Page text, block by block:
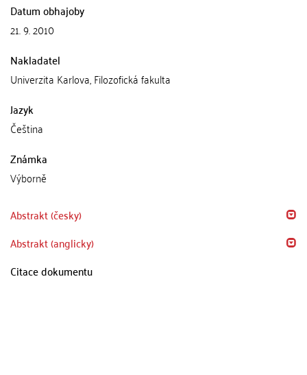
Datum obhajoby
21. 9. 2010
Nakladatel
Univerzita Karlova, Filozofická fakulta
Jazyk
Čeština
Známka
Výborně
Abstrakt (česky)
Abstrakt (anglicky)
Citace dokumentu